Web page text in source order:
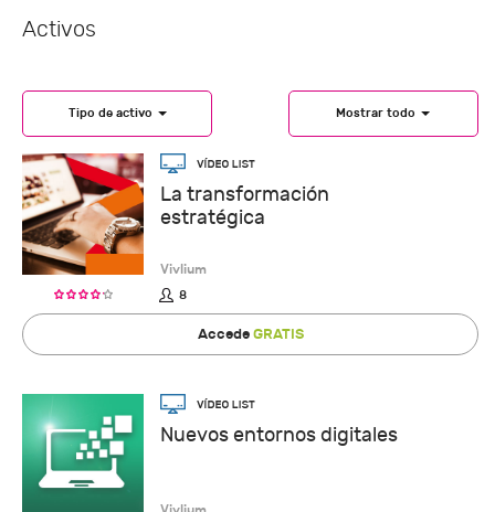
Activos
Tipo de activo Mostrar todo
La transformación
estratégica
Vivlium
8
AccedeGRATIS
Nuevos entornos digitales